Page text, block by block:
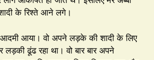
के रिश्ते आने लगे।
आया। वो अपने लड़के की शादी के लिए
ढूंढ रहा था। वो बार बार अपने